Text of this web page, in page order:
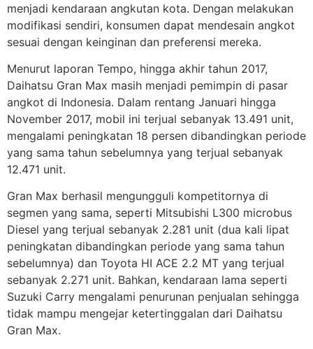
menjadi kendaraan angkutan kota. Dengan melakukan
modifikasi sendiri, konsumen dapat mendesain angkot
sesuai dengan keinginan dan preferensi mereka.
Menurut laporan Tempo, hingga akhir tahun 2017,
Daihatsu Gran Max masih menjadi pemimpin di pasar
angkot di Indonesia. Dalam rentang Januari hingga
November 2017, mobil ini terjual sebanyak 13.491 unit,
mengalami peningkatan 18 persen dibandingkan periode
yang sama tahun sebelumnya yang terjual sebanyak
12.471 unit.
Gran Max berhasil mengungguli kompetitornya di
segmen yang sama, seperti Mitsubishi L300 microbus
Diesel yang terjual sebanyak 2.281 unit (dua kali lipat
peningkatan dibandingkan periode yang sama tahun
sebelumnya) dan Toyota HI ACE 2.2 MT yang terjual
sebanyak 2.271 unit. Bahkan, kendaraan lama seperti
Suzuki Carry mengalami penurunan penjualan sehingga
tidak mampu mengejar ketertinggalan dari Daihatsu
Gran Max.